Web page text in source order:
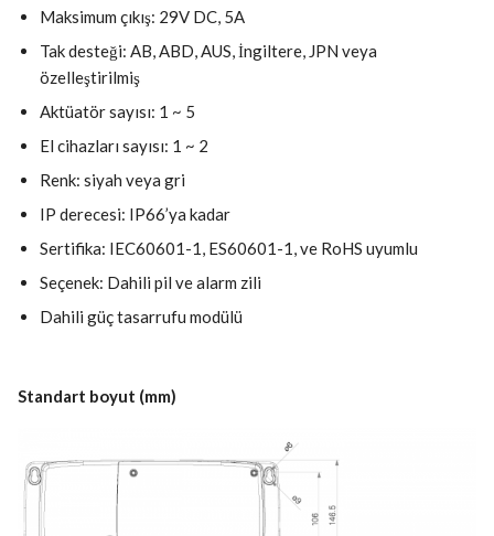
Maksimum çıkış: 29V DC, 5A
Tak desteği: AB, ABD, AUS, İngiltere, JPN veya
özelleştirilmiş
Aktüatör sayısı: 1 ~ 5
El cihazları sayısı: 1 ~ 2
Renk: siyah veya gri
IP derecesi: IP66’ya kadar
Sertifika: IEC60601-1, ES60601-1, ve RoHS uyumlu
Seçenek: Dahili pil ve alarm zili
Dahili güç tasarrufu modülü
Standart boyut (mm)